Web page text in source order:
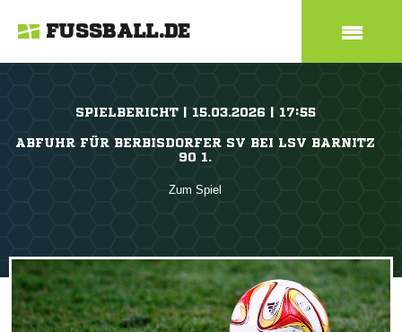
FUSSBALL.DE
SPIELBERICHT | 15.03.2026 | 17:55
ABFUHR FÜR BERBISDORFER SV BEI LSV BARNITZ
90 1.
Zum Spiel